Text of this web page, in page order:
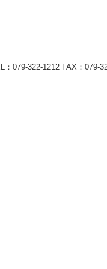
079-322-1212 FAX：079-